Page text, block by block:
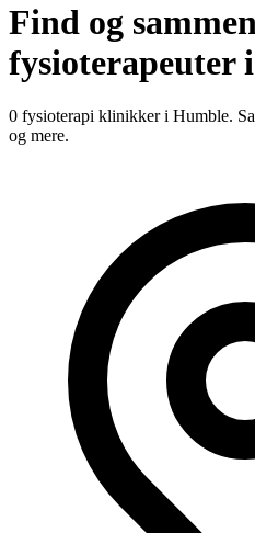
Find og
fysioterapeuter
0 fysioterapi klinikker i Humble.
og mere.